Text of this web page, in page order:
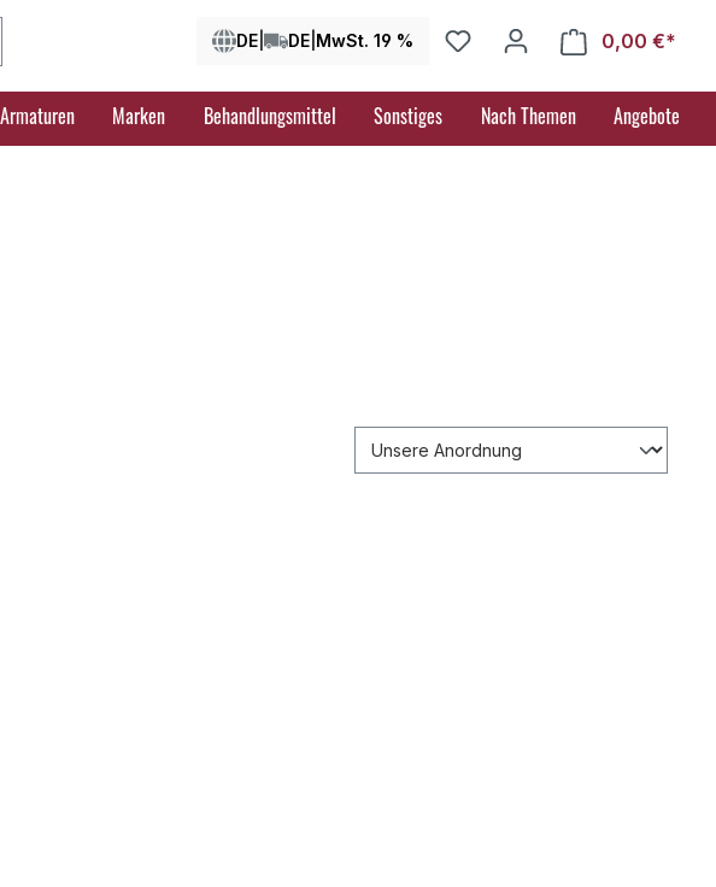
DE DE MwSt. 19 % 0,00 €*
Marken Behandlungsmittel Sonstiges Nach Themen Angebote